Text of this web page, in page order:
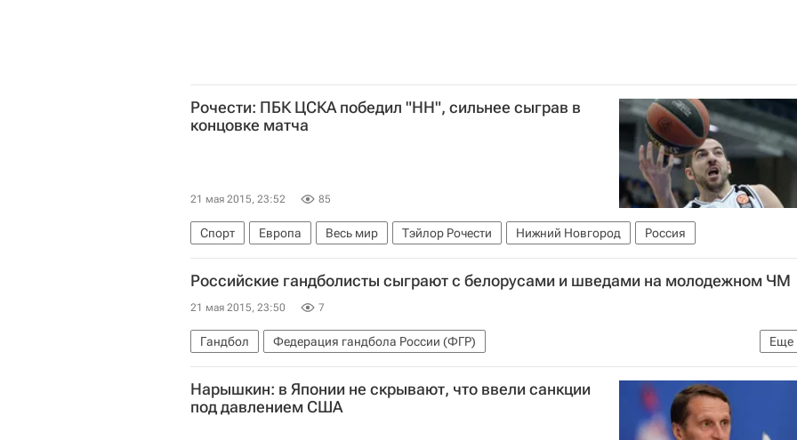
Рочести: ПБК ЦСКА победил "НН", сильнее сыграв в
концовке матча
21 мая 2015, 23:52 85
Спорт Европа Весь мир Тэйлор Рочести Нижний Новгород Россия
Российские гандболисты сыграют с белорусами и шведами на молодежном ЧМ
21 мая 2015, 23:50 7
Еще
Гандбол
Федерация гандбола России (ФГР)
Чемпионат мира по гандболу среди молодёжных команд
Нарышкин: в Японии не скрывают, что ввели санкции
под давлением США